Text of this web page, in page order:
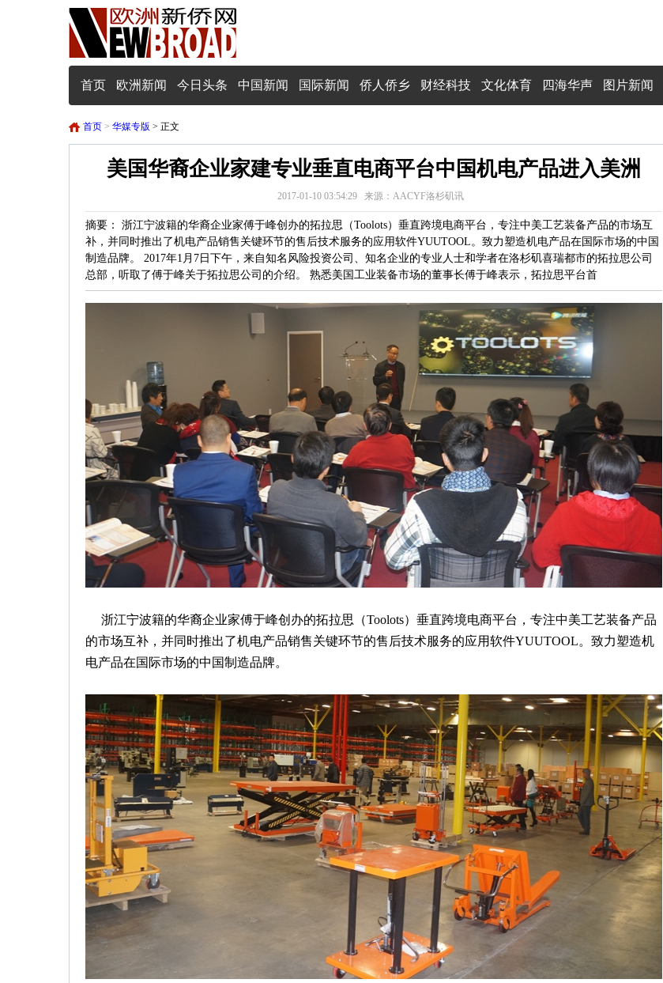
首页 欧洲新闻 今日头条 中国新闻 国际新闻 侨人侨乡 财经科技 文化体育 四海华声 图片新闻
首页 > 华媒专版 > 正文
美国华裔企业家建专业垂直电商平台中国机电产品进入美洲
2017-01-10 03:54:29 来源：AACYF洛杉矶讯
摘要： 浙江宁波籍的华裔企业家傅于峰创办的拓拉思（Toolots）垂直跨境电商平台，专注中美工艺装备产品的市场互
补，并同时推出了机电产品销售关键环节的售后技术服务的应用软件YUUTOOL。致力塑造机电产品在国际市场的中国
制造品牌。 2017年1月7日下午，来自知名风险投资公司、知名企业的专业人士和学者在洛杉矶喜瑞都市的拓拉思公司
总部，听取了傅于峰关于拓拉思公司的介绍。 熟悉美国工业装备市场的董事长傅于峰表示，拓拉思平台首
浙江宁波籍的华裔企业家傅于峰创办的拓拉思（Toolots）垂直跨境电商平台，专注中美工艺装备产品
的市场互补，并同时推出了机电产品销售关键环节的售后技术服务的应用软件YUUTOOL。致力塑造机
电产品在国际市场的中国制造品牌。